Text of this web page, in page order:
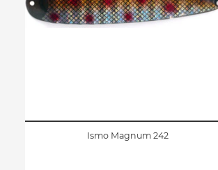
Ismo Magnum 242